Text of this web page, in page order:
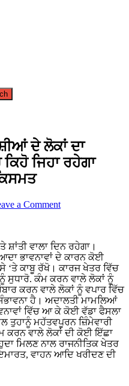
ਦੇ ਲੋਕਾਂ ਦਾ
ਜਿਹਾ ਰਹੇਗਾ
a Comment
ਵਾਲਾ ਦਿਨ ਰਹੇਗਾ।
ਭਾਵਨਾਵਾਂ ਦੇ ਕਾਰਨ ਕੋਈ
ਕਾਬੂ ਰੱਖੋ। ਕਾਰਜ ਖੇਤਰ ਵਿੱਚ
ਕੰਮ ਕਰਨ ਵਾਲੇ ਲੋਕਾਂ ਨੂੰ
ਕਰਨ ਵਾਲੇ ਲੋਕਾਂ ਨੂੰ ਵਪਾਰ ਵਿੱਚ
ਹੈ। ਅਦਾਲਤੀ ਮਾਮਲਿਆਂ
ਵਿੱਚ ਆ ਕੇ ਕੋਈ ਵੱਡਾ ਫੈਸਲਾ
ਤੁਹਾਨੂੰ ਮਹੱਤਵਪੂਰਨ ਜ਼ਿੰਮੇਵਾਰੀ
ਕਰਨ ਵਾਲੇ ਲੋਕਾਂ ਦੀ ਕੋਈ ਇੱਛਾ
ਮਿਲਣ ਨਾਲ ਰਾਜਨੀਤਿਕ ਖੇਤਰ
ਵਾਹਨ ਆਦਿ ਖਰੀਦਣ ਦੀ